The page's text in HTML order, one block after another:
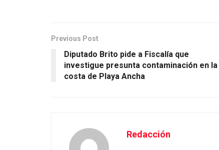
Previous Post
Diputado Brito pide a Fiscalía que
investigue presunta contaminación en la
costa de Playa Ancha
Redacción